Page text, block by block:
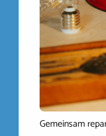
Gemeinsam